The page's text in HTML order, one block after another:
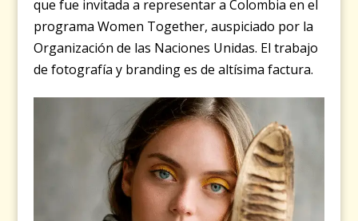
que fue invitada a representar a Colombia en el
programa Women Together, auspiciado por la
Organización de las Naciones Unidas. El trabajo
de fotografía y branding es de altísima factura.